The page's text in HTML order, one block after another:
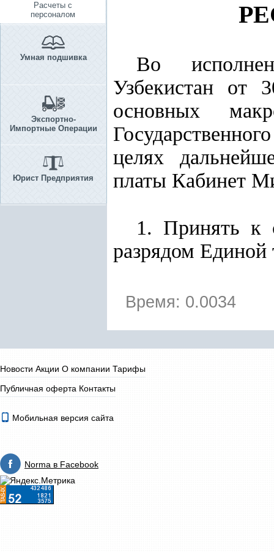
Расчеты с
персоналом
Умная подшивка
Экспортно-
Импортные Операции
Юрист Предприятия
Во
Узбекистан от
основных
целях
платы Кабинет
1. Принять к
разрядом Единой
Время: 0.0034
Новости Акции О компании Тарифы
Публичная оферта Контакты
Мобильная версия сайта
Norma в Facebook